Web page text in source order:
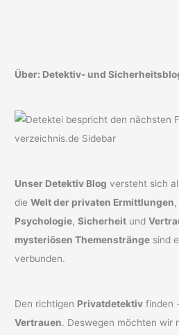
Über: Detektiv- und
Unser Detektiv Blog versteht sich
dieWelt der privaten Ermittlungen
Psychologie,Sicherheit und
mysteriösen Themenstränge sind
verbunden.
Den richtigen Privatdetektiv finden
Vertrauen. Deswegen möchten wir